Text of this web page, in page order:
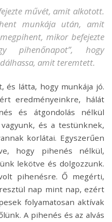
művét, amit alkotott.
munkája után, amit
mikor befejezte
pihenőnapot”, hogy
amit teremtett.
és látta, hogy munkája jó.
eredményeinkre, hálát
és átgondolás nélkül
és a testünknek,
korlátai. Egyszerűen
hogy pihenés nélkül,
lekötve és dolgozzunk.
pihenésre. Ő megérti,
nap mint nap, ezért
folyamatosan aktívak
A pihenés és az alvás